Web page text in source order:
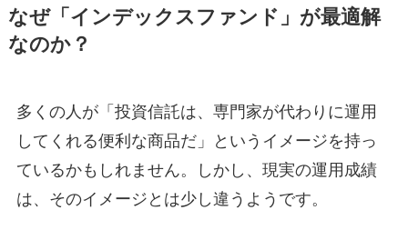
なぜ「インデックスファンド」が最適解
なのか？
多くの人が「投資信託は、専門家が代わりに運用
してくれる便利な商品だ」というイメージを持っ
ているかもしれません。しかし、現実の運用成績
は、そのイメージとは少し違うようです。